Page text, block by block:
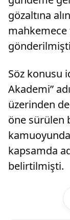
gözaltına
Söz konusu
Akademi”
üzerinden
öne sürülen
kapsamda
belirtilmişti.